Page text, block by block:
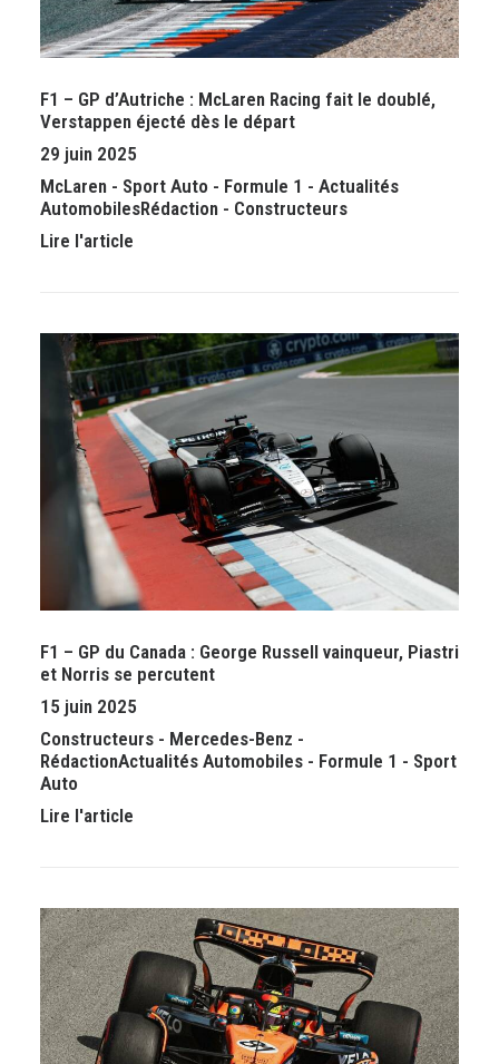
F1 – GP d’Autriche : McLaren Racing fait le doublé,
Verstappen éjecté dès le départ
29 juin 2025
McLaren - Sport Auto - Formule 1 - Actualités
AutomobilesRédaction - Constructeurs
Lire l'article
F1 – GP du Canada : George Russell vainqueur, Piastri
et Norris se percutent
15 juin 2025
Constructeurs - Mercedes-Benz -
RédactionActualités Automobiles - Formule 1 - Sport
Auto
Lire l'article